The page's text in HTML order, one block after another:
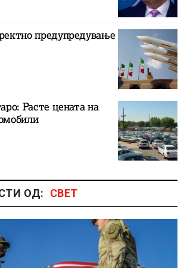
предупредување
Расте цената на
ОД: СВЕТ